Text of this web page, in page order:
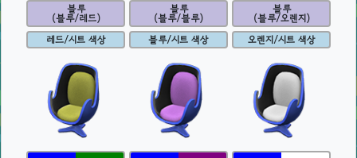
블루
(블루/레드)
레드/시트 색상
블루
(블루/블루)
블루/시트 색상
블루
(블루/오렌지)
오렌지/시트 색상